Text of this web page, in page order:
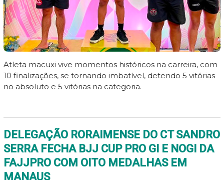
Atleta macuxi vive momentos históricos na carreira, com
10 finalizações, se tornando imbatível, detendo 5 vitórias
no absoluto e 5 vitórias na categoria.
DELEGAÇÃO RORAIMENSE DO CT SANDRO
SERRA FECHA BJJ CUP PRO GI E NOGI DA
FAJJPRO COM OITO MEDALHAS EM
MANAUS